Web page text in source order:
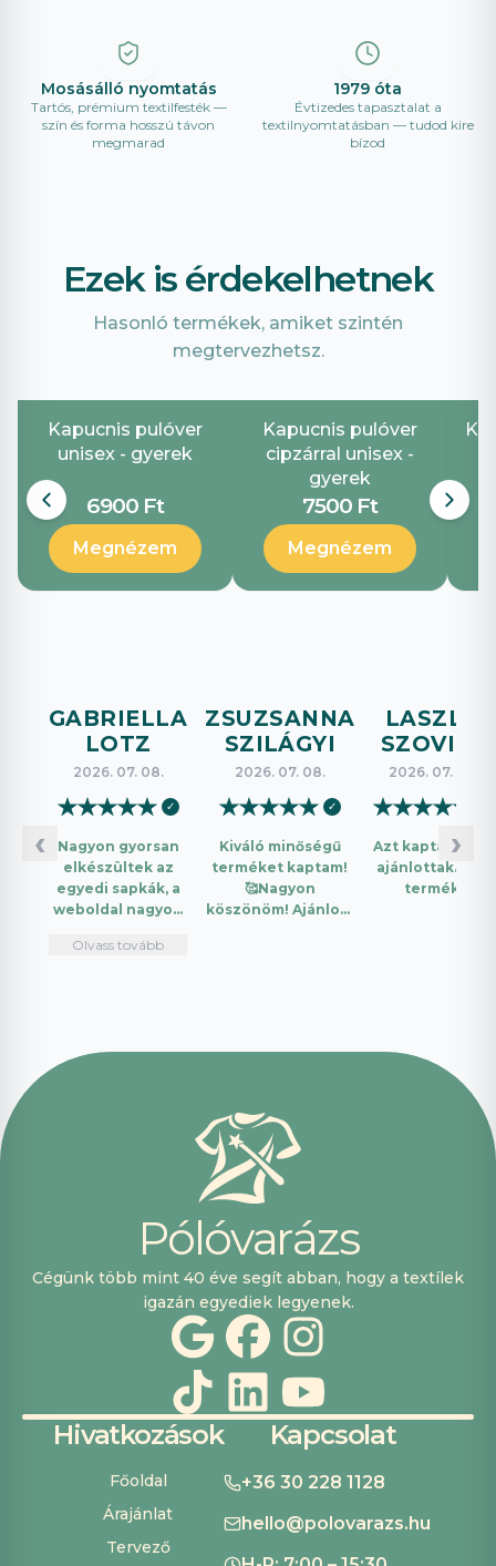
Mosásálló nyomtatás
Tartós, prémium textilfesték —
szín és forma hosszú távon
megmarad
1979 óta
Évtizedes tapasztalat a
textilnyomtatásban — tudod kire
bízod
Ezek is érdekelhetnek
Hasonló termékek, amiket szintén
megtervezhetsz.
Kapucnis pulóver
unisex - gyerek
6900 Ft
Megnézem
Kapucnis pulóver
cipzárral unisex -
gyerek
7500 Ft
Megnézem
‹
GABRIELLA
LOTZ
2026. 07. 08.
★★★★★ ✓
Nagyon gyorsan
elkészültek az
egyedi sapkák, a
weboldal nagyon
használni.
fogok innen
Olvass tovább
ZSUZSANNA
SZILÁGYI
2026. 07. 08.
★★★★★ ✓
Kiváló minőségű
terméket kaptam!
🥰Nagyon
köszönöm! Ajánlom
LASZLO
SZOVICS
2026. 07. 08.
★★★★★
Azt kaptam amit
ajánlottak. Jó a
termék.
›
Pólóvarázs
Cégünk több mint 40 éve segít abban, hogy a textílek
igazán egyediek legyenek.
Hivatkozások
Főoldal
Árajánlat
Tervező
Kapcsolat
+36 30 228 1128
hello@polovarazs.hu